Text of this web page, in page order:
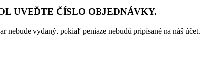
UVEĎTE ČÍSLO OBJEDNÁVKY.
nebude vydaný, pokiaľ peniaze nebudú pripísané na náš účet.